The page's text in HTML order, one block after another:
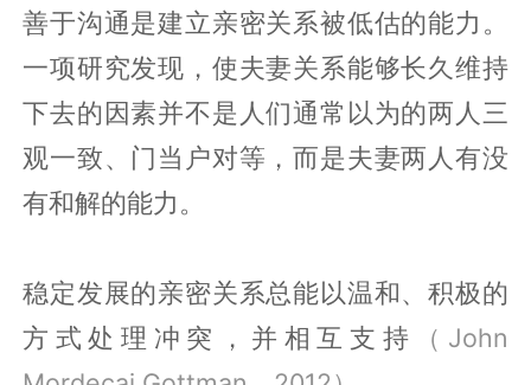
善于沟通是建立亲密关系被低估的能力。
一项研究发现，使夫妻关系能够长久维持
下去的因素并不是人们通常以为的两人三
观一致、门当户对等，而是夫妻两人有没
有和解的能力。
稳定发展的亲密关系总能以温和、积极的
方式处理冲突，并相互支持
（John